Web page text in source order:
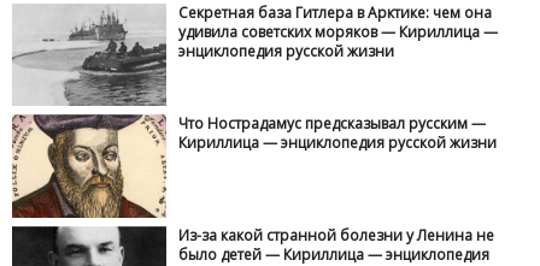
Секретная база Гитлера в Арктике: чем она
удивила советских моряков — Кириллица —
энциклопедия русской жизни
Что Нострадамус предсказывал русским —
Кириллица — энциклопедия русской жизни
Из-за какой странной болезни у Ленина не
было детей — Кириллица — энциклопедия